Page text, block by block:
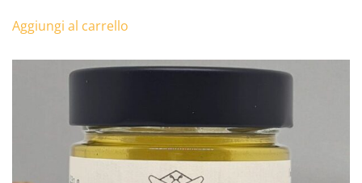
Aggiungi al carrello